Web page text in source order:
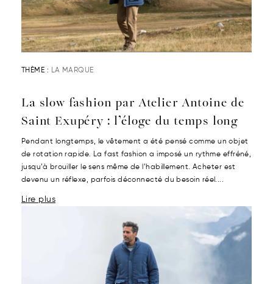
THÈME : LA MARQUE
La slow fashion par Atelier Antoine de
Saint Exupéry : l’éloge du temps long
Pendant longtemps, le vêtement a été pensé comme un objet
de rotation rapide. La fast fashion a imposé un rythme effréné,
jusqu’à brouiller le sens même de l’habillement. Acheter est
devenu un réflexe, parfois déconnecté du besoin réel....
Lire plus